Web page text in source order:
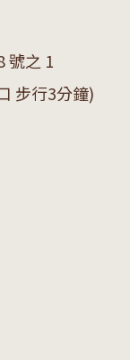
號之 1
步行3分鐘)